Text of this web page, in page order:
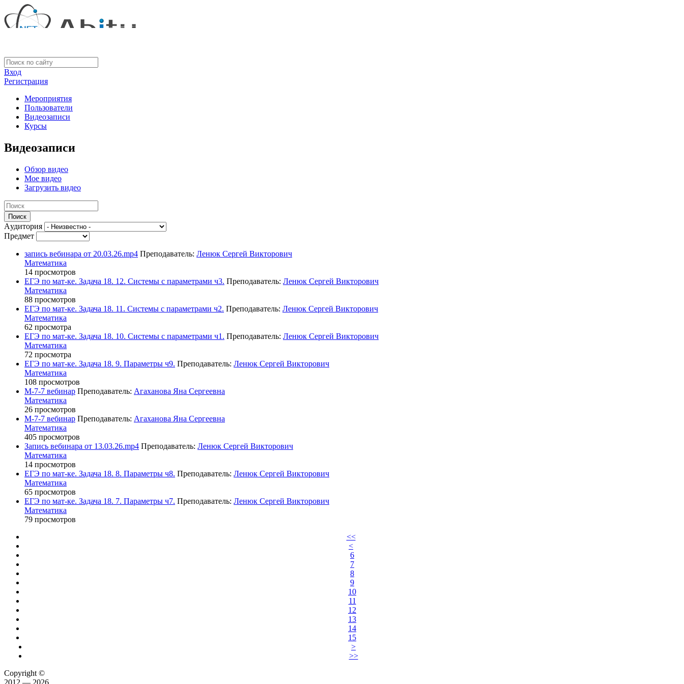
Вход
Регистрация
Мероприятия
Пользователи
Видеозаписи
Курсы
Видеозаписи
Обзор видео
Мое видео
Загрузить видео
Aудитория
Предмет
запись вебинара от 20.03.26.mp4 Преподаватель: Ленюк Сергей Викторович
Математика
14 просмотров
ЕГЭ по мат-ке. Задача 18. 12. Системы с параметрами ч3. Преподаватель: Ленюк Сергей Викторович
Математика
88 просмотров
ЕГЭ по мат-ке. Задача 18. 11. Системы с параметрами ч2. Преподаватель: Ленюк Сергей Викторович
Математика
62 просмотра
ЕГЭ по мат-ке. Задача 18. 10. Системы с параметрами ч1. Преподаватель: Ленюк Сергей Викторович
Математика
72 просмотра
ЕГЭ по мат-ке. Задача 18. 9. Параметры ч9. Преподаватель: Ленюк Сергей Викторович
Математика
108 просмотров
М-7-7 вебинар Преподаватель: Агаханова Яна Сергеевна
Математика
26 просмотров
М-7-7 вебинар Преподаватель: Агаханова Яна Сергеевна
Математика
405 просмотров
Запись вебинара от 13.03.26.mp4 Преподаватель: Ленюк Сергей Викторович
Математика
14 просмотров
ЕГЭ по мат-ке. Задача 18. 8. Параметры ч8. Преподаватель: Ленюк Сергей Викторович
Математика
65 просмотров
ЕГЭ по мат-ке. Задача 18. 7. Параметры ч7. Преподаватель: Ленюк Сергей Викторович
Математика
79 просмотров
<<
<
6
7
8
9
10
11
12
13
14
15
>
>>
Copyright ©
2012 — 2026